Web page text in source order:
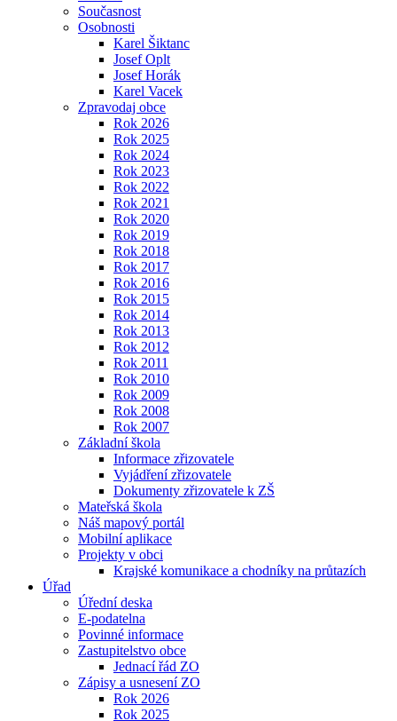
Současnost
Osobnosti
Karel Šiktanc
Josef Oplt
Josef Horák
Karel Vacek
Zpravodaj obce
Rok 2026
Rok 2025
Rok 2024
Rok 2023
Rok 2022
Rok 2021
Rok 2020
Rok 2019
Rok 2018
Rok 2017
Rok 2016
Rok 2015
Rok 2014
Rok 2013
Rok 2012
Rok 2011
Rok 2010
Rok 2009
Rok 2008
Rok 2007
Základní škola
Informace zřizovatele
Vyjádření zřizovatele
Dokumenty zřizovatele k ZŠ
Mateřská škola
Náš mapový portál
Mobilní aplikace
Projekty v obci
Krajské komunikace a chodníky na průtazích
Úřad
Úřední deska
E-podatelna
Povinné informace
Zastupitelstvo obce
Jednací řád ZO
Zápisy a usnesení ZO
Rok 2026
Rok 2025